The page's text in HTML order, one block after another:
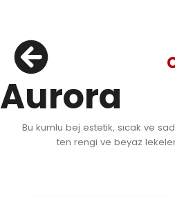
Aurora
Bu kumlu bej estetik, sıcak ve
ten rengi ve beyaz